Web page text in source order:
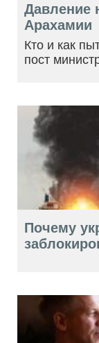
Давление
Арахамии
Кто и как
пост
Почему